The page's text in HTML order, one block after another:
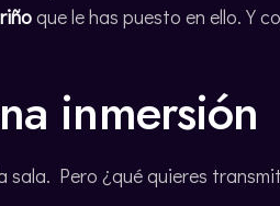
que le has puesto en ello. Y
inmersión
sala. Pero ¿qué quieres